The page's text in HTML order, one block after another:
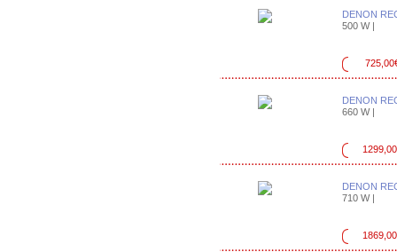
DENON
500 W |
DENON
660 W |
DENON
710 W |